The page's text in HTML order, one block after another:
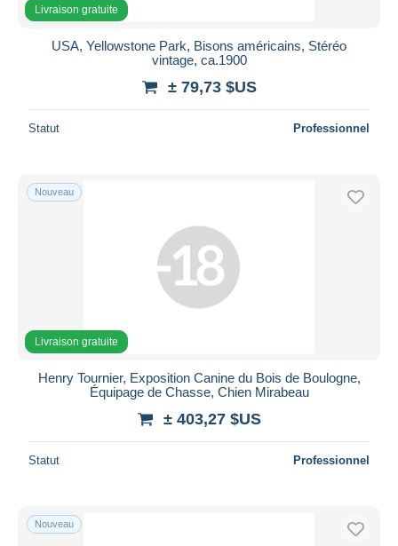
Livraison gratuite
USA, Yellowstone Park, Bisons américains, Stéréo
vintage, ca.1900
± 79,73 $US
Statut Professionnel
Nouveau
Livraison gratuite
Henry Tournier, Exposition Canine du Bois de Boulogne,
Équipage de Chasse, Chien Mirabeau
± 403,27 $US
Statut Professionnel
Nouveau